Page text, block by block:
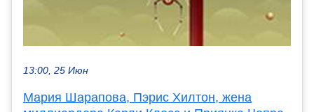
13:00, 25 Июн
Мария Шарапова, Пэрис Хилтон, жена